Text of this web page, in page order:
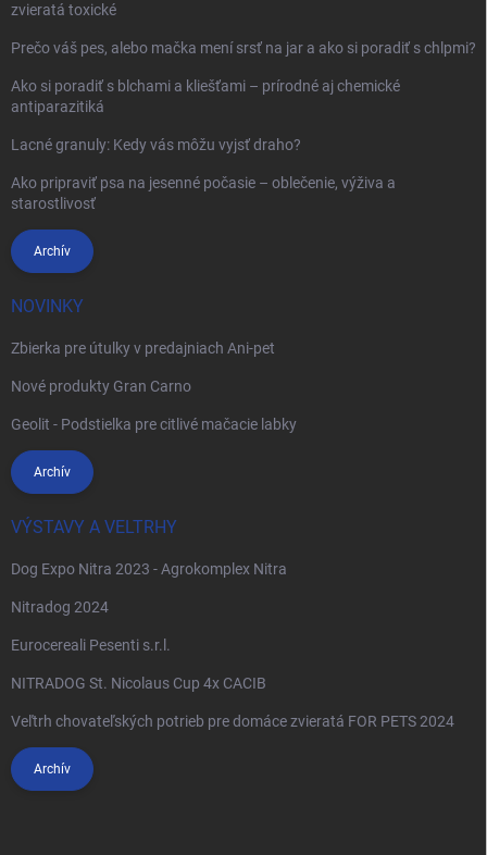
zvieratá toxické
Prečo váš pes, alebo mačka mení srsť na jar a ako si poradiť s chlpmi?
Ako si poradiť s blchami a kliešťami – prírodné aj chemické
antiparazitiká
Lacné granuly: Kedy vás môžu vyjsť draho?
Ako pripraviť psa na jesenné počasie – oblečenie, výživa a
starostlivosť
Archív
NOVINKY
Zbierka pre útulky v predajniach Ani-pet
Nové produkty Gran Carno
Geolit - Podstielka pre citlivé mačacie labky
Archív
VÝSTAVY A VELTRHY
Dog Expo Nitra 2023 - Agrokomplex Nitra
Nitradog 2024
Eurocereali Pesenti s.r.l.
NITRADOG St. Nicolaus Cup 4x CACIB
Veľtrh chovateľských potrieb pre domáce zvieratá FOR PETS 2024
Archív